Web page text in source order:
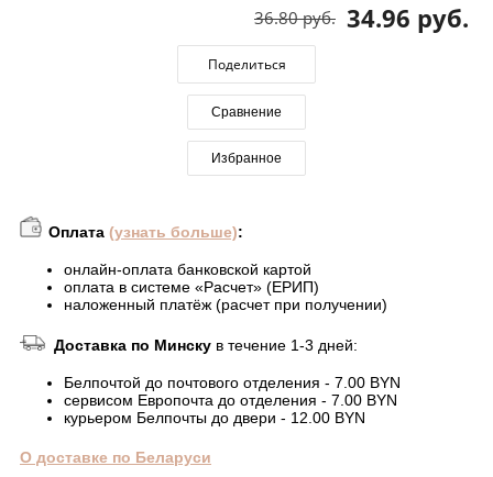
34.96 руб.
36.80 руб.
Поделиться
Сравнение
Избранное
Оплата (узнать больше):
онлайн-оплата банковской картой
оплата в системе «Расчет» (ЕРИП)
наложенный платёж (расчет при получении)
Доставка по Минску в течение 1-3 дней:
Белпочтой до почтового отделения - 7.00 BYN
сервисом Европочта до отделения - 7.00 BYN
курьером Белпочты до двери - 12.00 BYN
О доставке по Беларуси